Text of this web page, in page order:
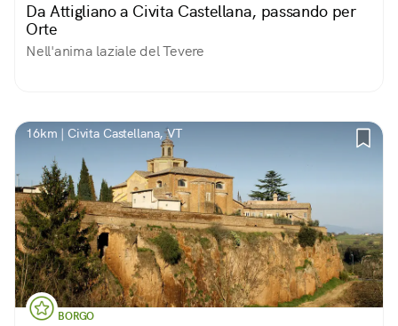
Da Attigliano a Civita Castellana, passando per
Orte
Nell'anima laziale del Tevere
16km | Civita Castellana, VT
BORGO